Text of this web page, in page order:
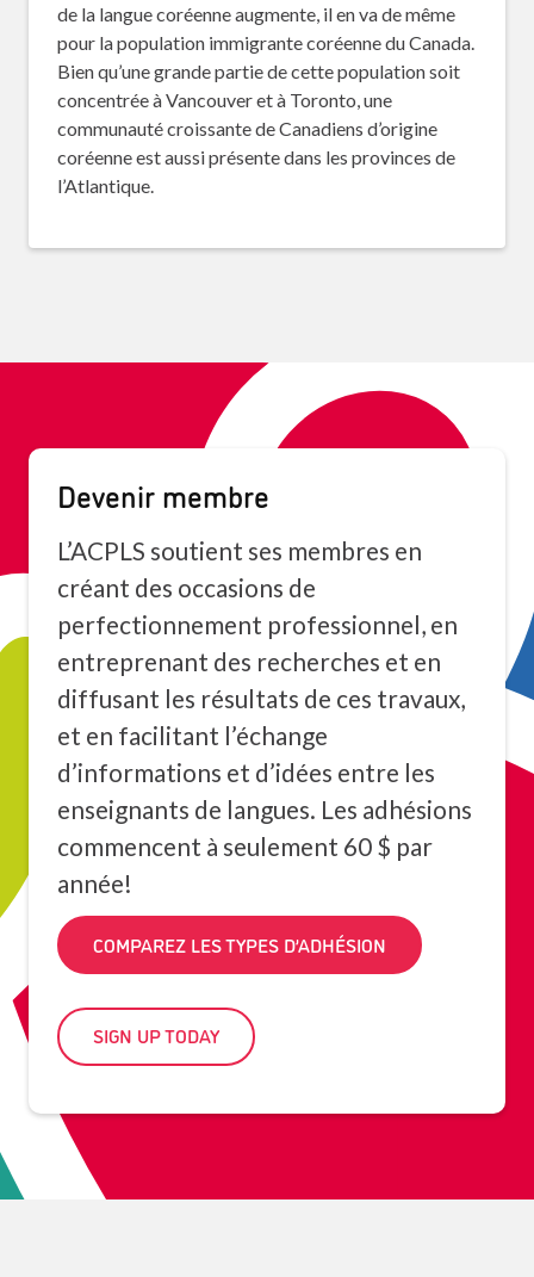
de la langue coréenne augmente, il en va de même
pour la population immigrante coréenne du Canada.
Bien qu’une grande partie de cette population soit
concentrée à Vancouver et à Toronto, une
communauté croissante de Canadiens d’origine
coréenne est aussi présente dans les provinces de
l’Atlantique.
Devenir membre
L’ACPLS soutient ses membres en
créant des occasions de
perfectionnement professionnel, en
entreprenant des recherches et en
diffusant les résultats de ces travaux,
et en facilitant l’échange
d’informations et d’idées entre les
enseignants de langues. Les adhésions
commencent à seulement 60 $ par
année!
COMPAREZ LES TYPES D’ADHÉSION
SIGN UP TODAY